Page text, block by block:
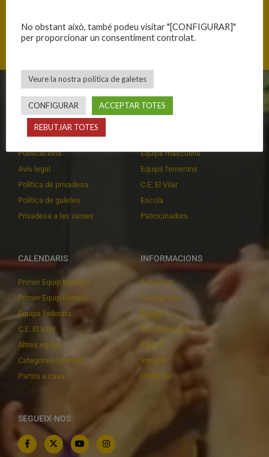
Plaça Vila-romà, 17230 Palamós, Catalunya
CLUB
Història
Organització
Publicacions
Avís legal
Política de privadesa
Política de galetes
Privadesa a les xarxes
EQUIPS
Equips masculins
Equips femenins
C.E. El Vilar
Escola
Patrocinadors
CALENDARIS
Primer Equip Masculí
Primer Equip Femení
Equips federats
C.E. El Vilar
Altres equips
Categories inferiors
Partits a casa
INFORMACIONS
Actualitat
Inscripcions
Botiga
Documentació
Playoff
Intranet
Contacte
SEGUEIX-NOS
No obstant això, també podeu visitar "[CONFIGURAR]"
per proporcionar un consentiment controlat.
Veure la nostra política de galetes
CONFIGURAR ACCEPTAR TOTES
REBUTJAR TOTES